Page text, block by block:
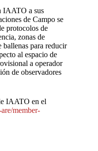
IAATO a sus
de Campo se
protocolos de
zonas de
ballenas para reducir
al espacio de
a operador
de observadores
IAATO en el
member-